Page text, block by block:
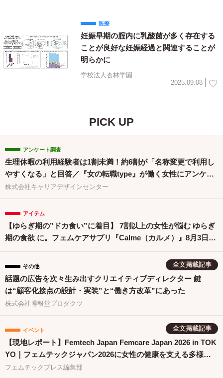
医療
妊娠早期の腟内に乳酸菌が多く存在する
ことが良好な妊娠経過と関連することが
明らかに
学校法人杏林学園
2025.09.08
PICK UP
アンケート調査
生理休暇の利用経験者は1割未満！約6割が「名称変更で利用し
やすくなる」と回答／『女の転職type』が働く女性にアンケー
ト【第134回】
株式会社キャリアデザインセンター
アイテム
【ゆらぎ期の”ドカ食い”に着目】 7割以上の女性が悩む ゆらぎ
期の食欲 に。フェムケアサプリ『Calme（カルメ）』8月3日新
全文掲載記事
その他
話題の広告を次々生み出すクリエイティブディレクター 鍵
は“顧客化接点の設計・実装”と“働き方改革”にあった
株式会社博報堂プロダクツ
全文掲載記事
イベント
【現地レポート】Femtech Japan Femcare Japan 2026 in TOK
YO｜フェムテックジャパン2026に女性の健康を支える多様な
取り組みが集結
フェムテックプレス編集部